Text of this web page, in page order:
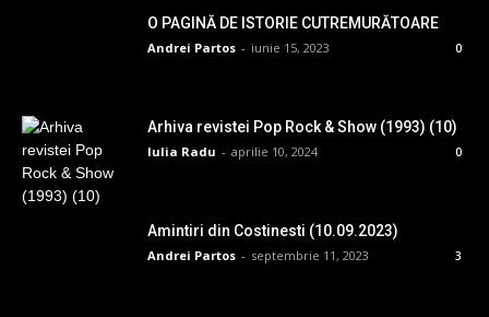
O PAGINĂ DE ISTORIE CUTREMURĂTOARE
Andrei Partos - iunie 15, 2023 0
Arhiva revistei Pop Rock & Show (1993) (10)
Iulia Radu - aprilie 10, 2024 0
Amintiri din Costinesti (10.09.2023)
Andrei Partos - septembrie 11, 2023 3